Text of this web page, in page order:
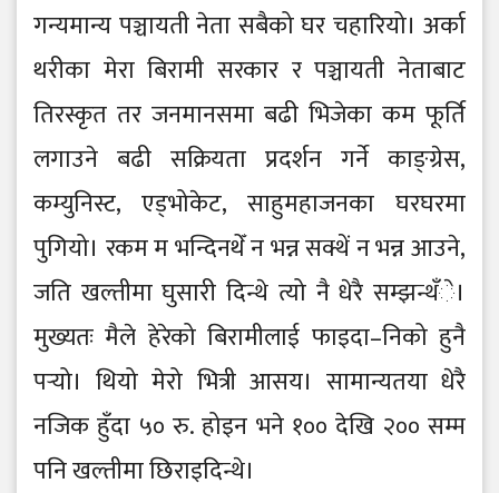
गन्यमान्य पञ्चायती नेता सबैको घर चहारियो। अर्का
थरीका मेरा बिरामी सरकार र पञ्चायती नेताबाट
तिरस्कृत तर जनमानसमा बढी भिजेका कम फूर्ति
लगाउने बढी सक्रियता प्रदर्शन गर्ने काङ्ग्रेस,
कम्युनिस्ट, एड्भोकेट, साहुमहाजनका घरघरमा
पुगियो। रकम म भन्दिनथेँ न भन्न सक्थें न भन्न आउने,
जति खल्तीमा घुसारी दिन्थे त्यो नै धेरै सम्झन्थँे।
मुख्यतः मैले हेरेको बिरामीलाई फाइदा–निको हुनै
पर्‍यो। थियो मेरो भित्री आसय। सामान्यतया धेरै
नजिक हुँदा ५० रु. होइन भने १०० देखि २०० सम्म
पनि खल्तीमा छिराइदिन्थे।